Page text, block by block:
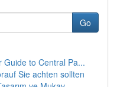
Go
Guide to Central Pa...
Sie achten sollten